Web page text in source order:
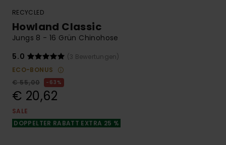
RECYCLED
Howland Classic
Jungs 8 - 16 Grün Chinohose
5.0
(3 Bewertungen)
ECO-BONUS
€ 55,00
63%
€ 20,62
SALE
DOPPELTER RABATT EXTRA 25 %